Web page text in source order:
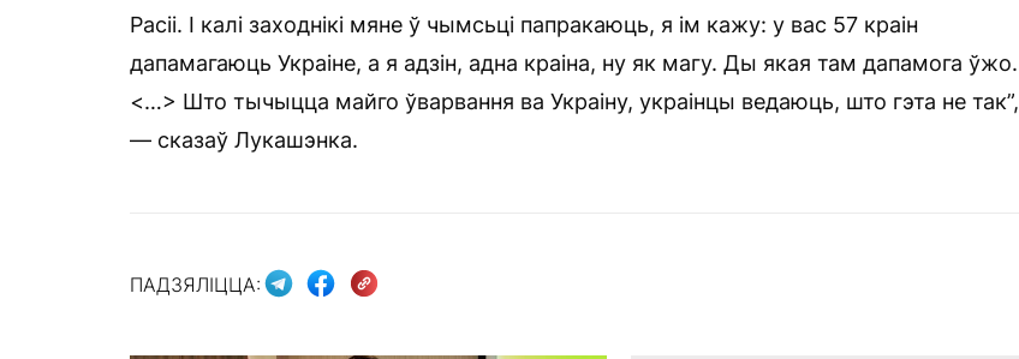
Расіі. І калі заходнікі мяне ў чымсьці папракаюць, я ім кажу: у вас 57 краін
дапамагаюць Украіне, а я адзін, адна краіна, ну як магу. Ды якая там дапамога ўжо.
<…> Што тычыцца майго ўварвання ва Украіну, украінцы ведаюць, што гэта не так”,
— сказаў Лукашэнка.
ПАДЗЯЛІЦЦА: